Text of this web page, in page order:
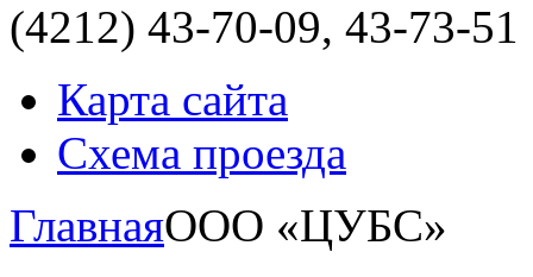
(4212) 43-70-09, 43-73-51
Карта сайта
Схема проезда
ГлавнаяООО «ЦУБС»